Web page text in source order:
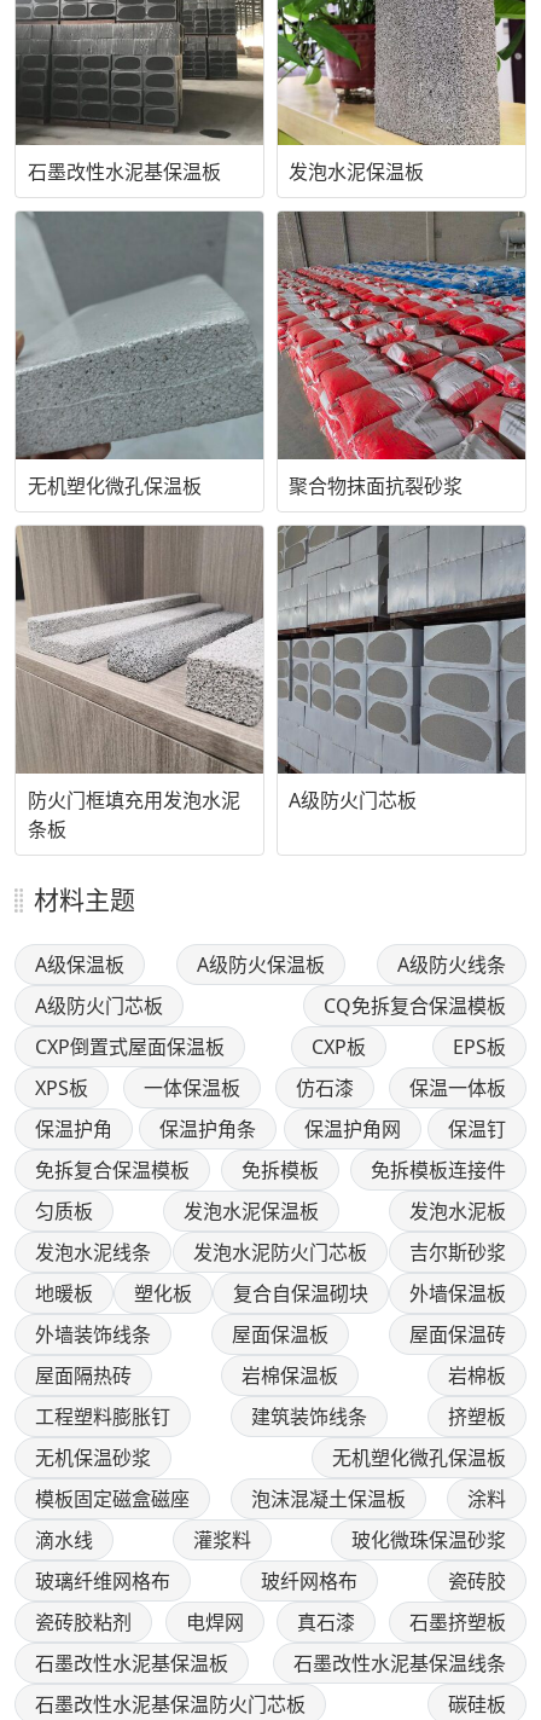
石墨改性水泥基保温板 发泡水泥保温板
无机塑化微孔保温板 聚合物抹面抗裂砂浆
防火门框填充用发泡水泥
条板
A级防火门芯板
材料主题
A级保温板 A级防火保温板
A级防火线条
A级防火门芯板
CQ免拆复合保温模板
CXP倒置式屋面保温板
CXP板
EPS板
XPS板
一体保温板 仿石漆
保温一体板
保温护角
保温护角条 保温护角网
保温钉
免拆复合保温模板
免拆模板
免拆模板连接件
匀质板
发泡水泥保温板
发泡水泥板
发泡水泥线条
发泡水泥防火门芯板
吉尔斯砂浆
地暖板
塑化板 复合自保温砌块
外墙保温板
外墙装饰线条
屋面保温板
屋面保温砖
屋面隔热砖
岩棉保温板
岩棉板
工程塑料膨胀钉
建筑装饰线条
挤塑板
无机保温砂浆
无机塑化微孔保温板
模板固定磁盒磁座
泡沫混凝土保温板
涂料
滴水线
灌浆料
玻化微珠保温砂浆
玻璃纤维网格布
玻纤网格布
瓷砖胶
瓷砖胶粘剂
电焊网 真石漆
石墨挤塑板
石墨改性水泥基保温板
石墨改性水泥基保温线条
石墨改性水泥基保温防火门芯板
碳硅板